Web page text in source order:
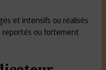
et intensifs ou réalisés
reportés ou fortement